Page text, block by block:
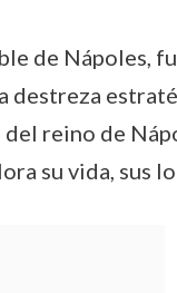
de Nápoles,
destreza
reino de
su vida, sus